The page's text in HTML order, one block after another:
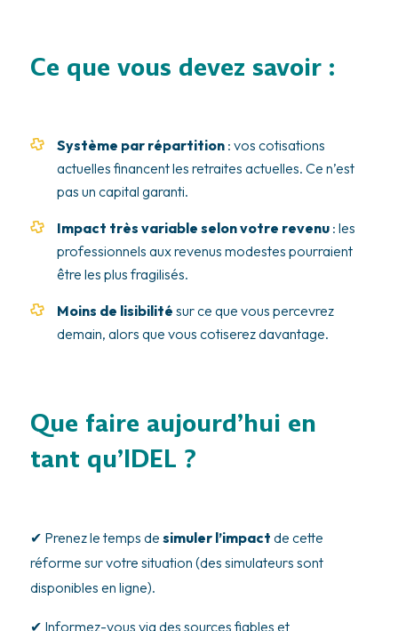
Ce que vous devez savoir :
Système par répartition: vos cotisations
actuelles financent les retraites actuelles. Ce n’est
pas un capital garanti.
Impact très variable selon votre revenu: les
professionnels aux revenus modestes pourraient
être les plus fragilisés.
Moins de lisibilité sur ce que vous percevrez
demain, alors que vous cotiserez davantage.
Que faire aujourd’hui en
tant qu’IDEL ?
✔ Prenez le temps de simuler l’impact de cette
réforme sur votre situation (des simulateurs sont
disponibles en ligne).
✔ Informez-vous via des sources fiables et